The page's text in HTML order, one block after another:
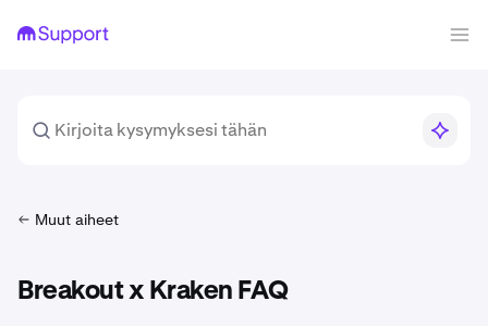
Muut aiheet
Breakout x Kraken FAQ